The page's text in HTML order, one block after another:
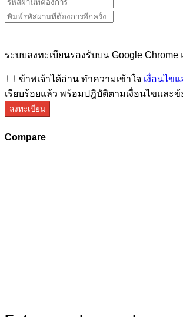
ระบบลงทะเบียนรองรับบน Google Chrome
ข้าพเจ้าได้อ่าน ทำความเข้าใจ เงื่อนไข
เรียบร้อยแล้ว พร้อมปฎิบัติตามเงื่อนไขและ
ลงทะเบียน
Compare